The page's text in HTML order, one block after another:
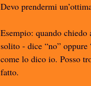
Devo prendermi
Esempio: quando
solito - dice “no”
come lo dico io. Posso
fatto.